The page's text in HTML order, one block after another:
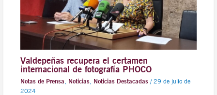
Valdepeñas recupera el certamen
internacional de fotografía PHOCO
Notas de Prensa Noticias, Noticias Destacadas/ 29 de julio de
2024